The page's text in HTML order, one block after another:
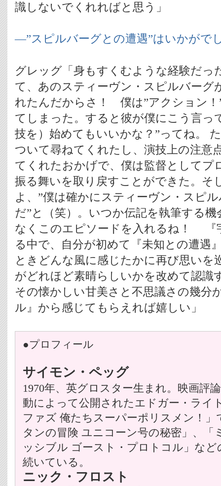
識しないでくれればと思う」
―”スピルバーグとの遭遇”はいかがで
グレッグ「身もすくむような経験だっ
て、あのスティーヴン・スピルバーグ
れたんだからさ！ 僕は”アクション！
てしまった。すると彼が僕にこう言っ
技を）始めてもいいかな？”ってね。
ついて尋ねてくれたし、演技上の注意
てくれたおかげで、僕は監督としてプ
振る舞いを取り戻すことができた。そ
よ、”僕は確かにスティーヴン・スピ
だ”と（笑）。いつか伝記を執筆する
なくこのエピソードを入れるね！ 『
る中で、自分が初めて『未知との遭遇
ときどんな風に感じたかに再び思いを
がどれほど素晴らしいかを改めて認識
その懐かしい甘美さと不思議さの幾分
ル』から感じてもらえれば嬉しい」
●プロフィール
サイモン・ペッグ
1970年、英グロスター生まれ。映画評
動によって公開されたエドガー・ライ
ファズ 俺たちスーパーポリスメン！
タンの冒険 ユニコーン号の秘密」、「
ッシブル ゴースト・プロトコル」など
続いている。
ニック・フロスト